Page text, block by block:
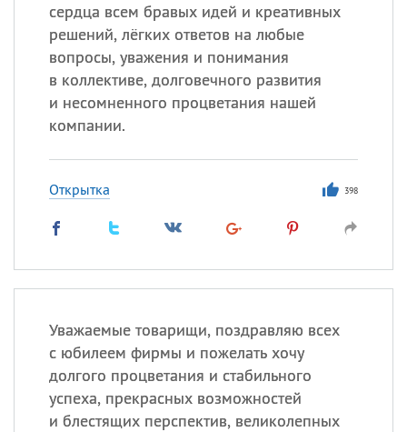
сердца всем бравых идей и креативных
решений, лёгких ответов на любые
вопросы, уважения и понимания
в коллективе, долговечного развития
и несомненного процветания нашей
компании.
Открытка 398
Уважаемые товарищи, поздравляю всех
с юбилеем фирмы и пожелать хочу
долгого процветания и стабильного
успеха, прекрасных возможностей
и блестящих перспектив, великолепных